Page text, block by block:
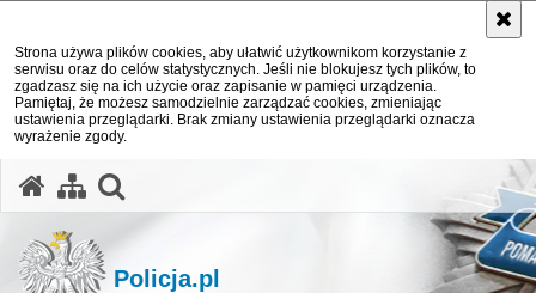
Strona używa plików cookies, aby ułatwić użytkownikom korzystanie z
serwisu oraz do celów statystycznych. Jeśli nie blokujesz tych plików, to
zgadzasz się na ich użycie oraz zapisanie w pamięci urządzenia.
Pamiętaj, że możesz samodzielnie zarządzać cookies, zmieniając
ustawienia przeglądarki. Brak zmiany ustawienia przeglądarki oznacza
wyrażenie zgody.
Policja.pl